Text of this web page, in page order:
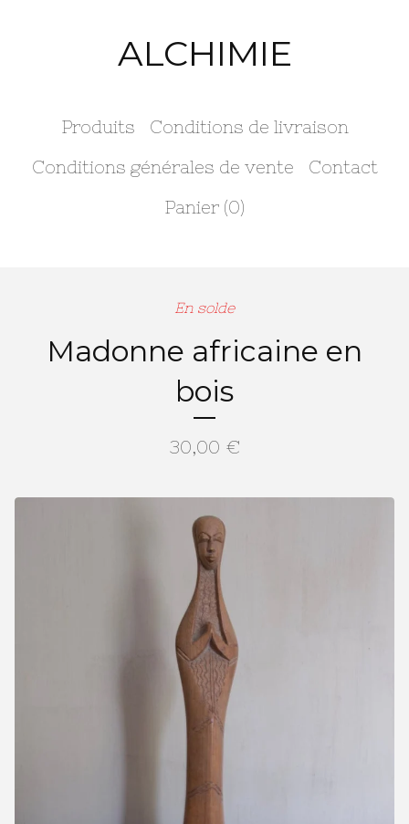
ALCHIMIE
Produits
Conditions de livraison
Conditions générales de vente
Contact
Panier (0)
En solde
Madonne africaine en
bois
30,00 €